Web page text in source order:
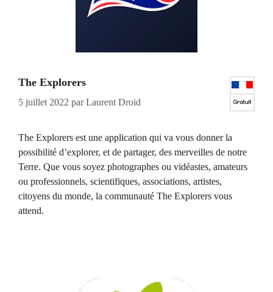
The Explorers
5 juillet 2022 parLaurent Droid
The Explorers est une application qui va vous donner la
possibilité d’explorer, et de partager, des merveilles de notre
Terre. Que vous soyez photographes ou vidéastes, amateurs
ou professionnels, scientifiques, associations, artistes,
citoyens du monde, la communauté The Explorers vous
attend.